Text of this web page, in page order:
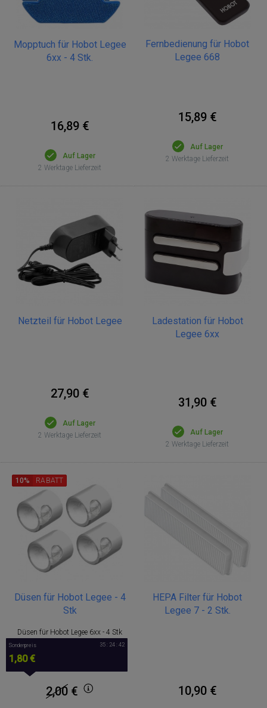
Mopptuch für Hobot Legee
6xx - 4 Stk.
16,89 €
Auf Lager
2 Werktage Lieferzeit
Fernbedienung für Hobot
Legee 668
15,89 €
Auf Lager
2 Werktage Lieferzeit
Netzteil für Hobot Legee
27,90 €
Auf Lager
2 Werktage Lieferzeit
Ladestation für Hobot
Legee 6xx
31,90 €
Auf Lager
2 Werktage Lieferzeit
Düsen für Hobot Legee - 4
Stk
Düsen für Hobot Legee 6xx - 4 Stk
10% RABATT
Sonderpreis
1,80 €
35 : 24 : 42
2,00 €
HEPA Filter für Hobot
Legee 7 - 2 Stk.
10,90 €